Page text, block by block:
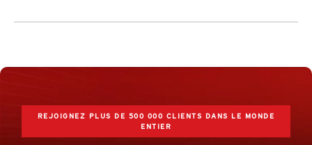
REJOIGNEZ PLUS DE 500 000 CLIENTS DANS LE MONDE
ENTIER